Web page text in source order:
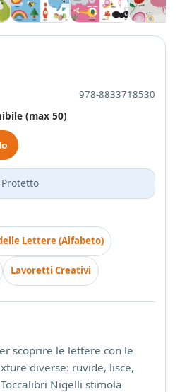
978-8833718530
(max 50)
Lettere (Alfabeto)
Lavoretti Creativi
scoprire le lettere con le
diverse: ruvide, lisce,
Nigelli stimola